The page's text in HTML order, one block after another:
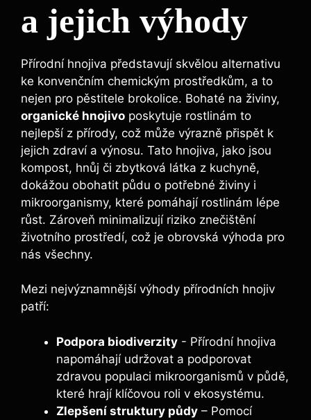
a jejich výhody
Přírodní hnojiva​ představují skvělou⁣ alternativu
ke konvenčním chemickým ⁤prostředkům, ‌a‍ to
nejen⁣ pro pěstitele brokolice. ‌Bohaté ⁤na živiny,
organické hnojivo poskytuje rostlinám to⁤
nejlepší z přírody, ⁣což může výrazně přispět k​
jejich ​zdraví a ‍výnosu. ‍Tato hnojiva, jako jsou
kompost, hnůj‍ či zbytková látka‍ z ‍kuchyně, ​
dokážou obohatit půdu o potřebné živiny i
mikroorganismy, které⁣ pomáhají rostlinám​ lépe
⁣růst. Zároveň ⁣minimalizují⁤ riziko znečištění
životního ‍prostředí, což je obrovská výhoda pro
nás ‌všechny.
Mezi‌ nejvýznamnější výhody přírodních ⁤hnojiv
patří:
Podpora biodiverzity ⁤-‍ Přírodní hnojiva
napomáhají udržovat a podporovat⁢
zdravou‍ populaci mikroorganismů v půdě,
které hrají‍ klíčovou roli v ekosystému.
Zlepšení struktury půdy – Pomocí